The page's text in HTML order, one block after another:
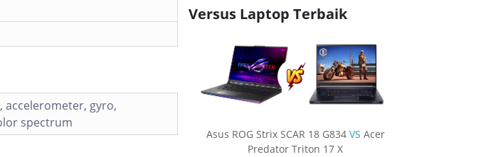
accelerometer, gyro,
spectrum
Versus Laptop Terbaik
Asus ROG Strix SCAR 18 G834 VS Acer
Predator Triton 17 X